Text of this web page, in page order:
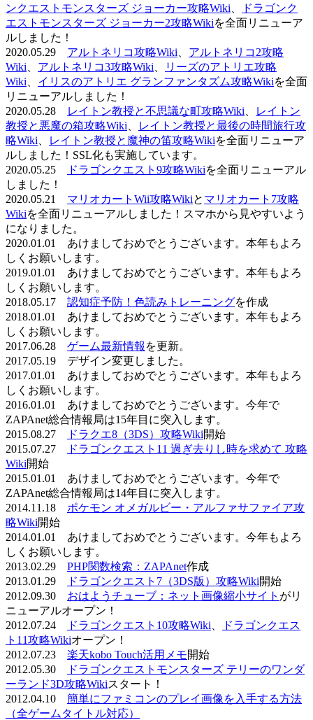
ンクエストモンスターズ ジョーカー攻略Wiki
ドラゴンク
エストモンスターズ ジョーカー2攻略Wikiを全面リニューア
ルしました！
2020.05.29 アルトネリコ攻略Wiki
アルトネリコ2攻略
Wiki
アルトネリコ3攻略Wiki
リーズのアトリエ攻略
Wiki
イリスのアトリエ グランファンタズム攻略Wikiを全面
リニューアルしました！
2020.05.28
レイトン教授と不思議な町攻略Wiki
レイトン
教授と悪魔の箱攻略Wiki
レイトン教授と最後の時間旅行攻
略Wiki
レイトン教授と魔神の笛攻略Wikiを全面リニューア
ルしました！SSL化も実施しています。
2020.05.25
ドラゴンクエスト9攻略Wikiを全面リニューアル
しました！
2020.05.21 マリオカートWii攻略Wikiと マリオカート7攻略
Wikiを全面リニューアルしました！スマホから見やすいよう
になりました。
2020.01.01 あけましておめでとうございます。本年もよろ
しくお願いします。
2019.01.01 あけましておめでとうございます。本年もよろ
しくお願いします。
2018.05.17 認知症予防！色読みトレーニングを作成
2018.01.01 あけましておめでとうございます。本年もよろ
しくお願いします。
2017.06.28 ゲーム最新情報 を更新。
2017.05.19 デザイン変更しました。
2017.01.01 あけましておめでとうございます。本年もよろ
しくお願いします。
2016.01.01 あけましておめでとうございます。今年で
ZAPAnet総合情報局は15年目に突入します。
2015.08.27
ドラクエ8（3DS）攻略Wiki開始
2015.07.27
ドラゴンクエスト11 過ぎ去りし時を求めて 攻略
Wiki開始
2015.01.01 あけましておめでとうございます。今年で
ZAPAnet総合情報局は14年目に突入します。
2014.11.18 ポケモン オメガルビー・アルファサファイア攻
略Wiki開始
2014.01.01 あけましておめでとうございます。今年もよろ
しくお願いします。
2013.02.29 PHP関数検索：ZAPAnet作成
2013.01.29
ドラゴンクエスト7（3DS版）攻略Wiki開始
2012.09.30 おはようチューブ：ネット画像縮小サイト がリ
ニューアルオープン！
2012.07.24
ドラゴンクエスト10攻略Wiki
ドラゴンクエス
ト11攻略Wikiオープン！
2012.07.23 楽天kobo Touch活用メモ開始
2012.05.30
ドラゴンクエストモンスターズ テリーのワンダ
ーランド3D攻略Wikiスタート！
2012.04.10 簡単にファミコンのプレイ画像を入手する方法
（全ゲームタイトル対応）